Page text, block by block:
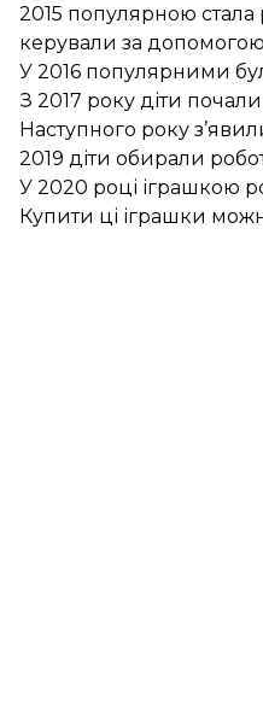
2015 популярною стала
керували за
У 2016 популярними
З 2017 року діти
Наступного року
2019 діти обирали
У 2020 році іграшкою
Купити ці іграшки